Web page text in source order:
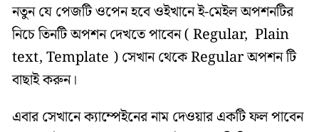
নতুন যে পেজটি ওপেন হবে ওইখানে ই-মেইল অপশনটির
নিচে তিনটি অপশন দেখতে পাবেন ( Regular, Plain
text, Template ) সেখান থেকে Regular অপশন টি
বাছাই করুন।
এবার সেখানে ক্যাম্পেইনের নাম দেওয়ার একটি ফল পাবেন